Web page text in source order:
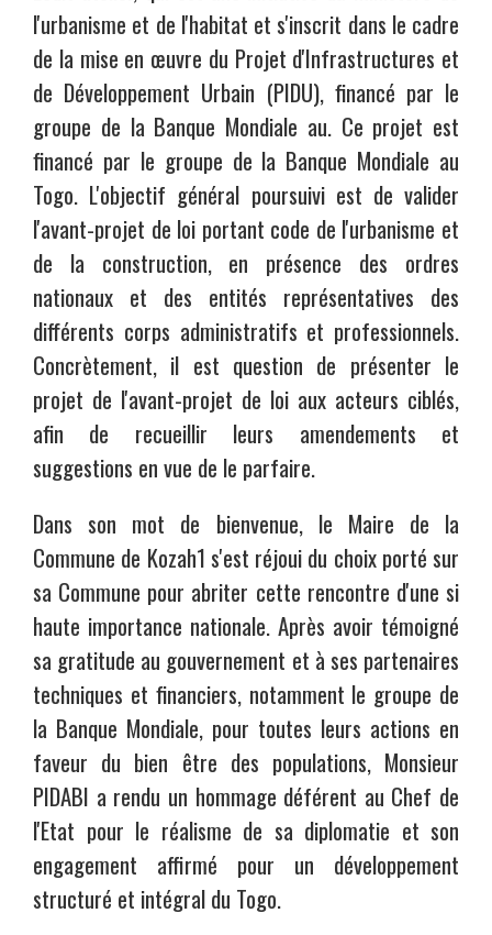
l'urbanisme et de l'habitat et s'inscrit dans le cadre
de la mise en œuvre du Projet d'Infrastructures et
de Développement Urbain (PIDU), financé par le
groupe de la Banque Mondiale au. Ce projet est
financé par le groupe de la Banque Mondiale au
Togo. L'objectif général poursuivi est de valider
l'avant-projet de loi portant code de l'urbanisme et
de la construction, en présence des ordres
nationaux et des entités représentatives des
différents corps administratifs et professionnels.
Concrètement, il est question de présenter le
projet de l'avant-projet de loi aux acteurs ciblés,
afin de recueillir leurs amendements et
suggestions en vue de le parfaire.
Dans son mot de bienvenue, le Maire de la
Commune de Kozah1 s'est réjoui du choix porté sur
sa Commune pour abriter cette rencontre d'une si
haute importance nationale. Après avoir témoigné
sa gratitude au gouvernement et à ses partenaires
techniques et financiers, notamment le groupe de
la Banque Mondiale, pour toutes leurs actions en
faveur du bien être des populations, Monsieur
PIDABI a rendu un hommage déférent au Chef de
l'Etat pour le réalisme de sa diplomatie et son
engagement affirmé pour un développement
structuré et intégral du Togo.